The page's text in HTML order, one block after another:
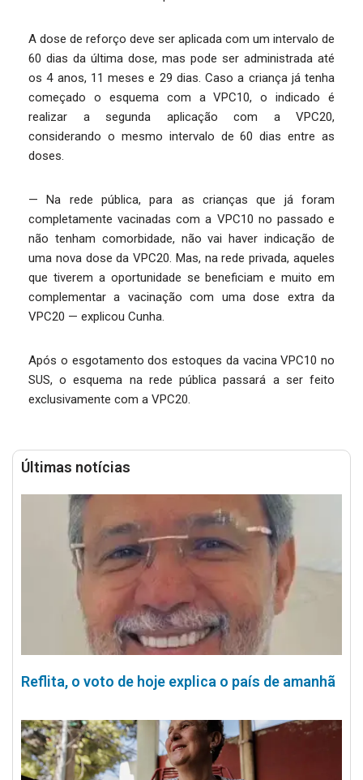
A dose de reforço deve ser aplicada com um intervalo de
60 dias da última dose, mas pode ser administrada até
os 4 anos, 11 meses e 29 dias. Caso a criança já tenha
começado o esquema com a VPC10, o indicado é
realizar a segunda aplicação com a VPC20,
considerando o mesmo intervalo de 60 dias entre as
doses.
— Na rede pública, para as crianças que já foram
completamente vacinadas com a VPC10 no passado e
não tenham comorbidade, não vai haver indicação de
uma nova dose da VPC20. Mas, na rede privada, aqueles
que tiverem a oportunidade se beneficiam e muito em
complementar a vacinação com uma dose extra da
VPC20 — explicou Cunha.
Após o esgotamento dos estoques da vacina VPC10 no
SUS, o esquema na rede pública passará a ser feito
exclusivamente com a VPC20.
Últimas notícias
Reflita, o voto de hoje explica o país de amanhã